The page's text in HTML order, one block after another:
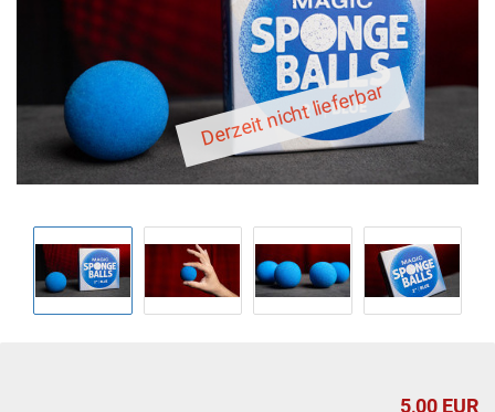
Derzeit nicht lieferbar
5,00 EUR